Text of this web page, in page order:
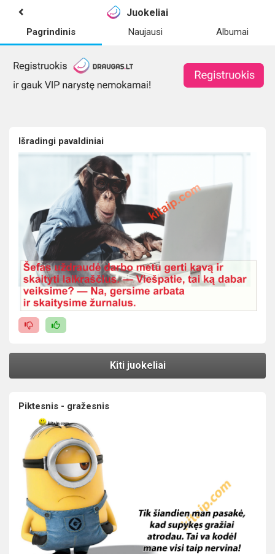
Juokeliai
Pagrindinis Naujausi Albumai
Išradingi pavaldiniai
Kiti juokeliai
Piktesnis - gražesnis